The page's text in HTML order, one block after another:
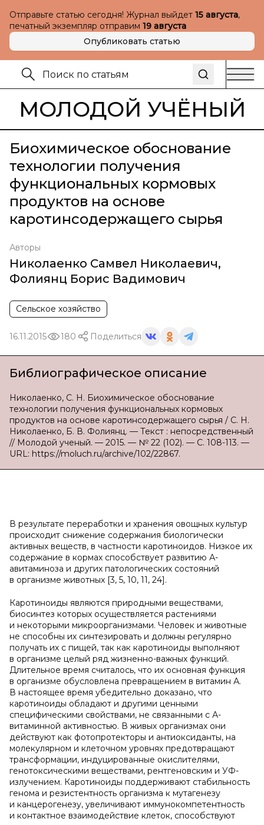
Отправьте статью сегодня! Журнал выйдет 15 августа,
печатный экземпляр отправим 19 августа
Опубликовать статью
МОЛОДОЙ УЧЁНЫЙ
Биохимическое обоснование
технологии получения
функциональных кормовых
продуктов на основе
каротинсодержащего сырья
Авторы
Николаенко Самвел Николаевич,
Фолиянц Борис Вадимович
Сельское хозяйство
16.11.2015 180 Поделиться
Библиографическое описание
Николаенко, С. Н. Биохимическое обоснование
технологии получения функциональных кормовых
продуктов на основе каротинсодержащего сырья / С. Н.
Николаенко, Б. В. Фолиянц. — Текст : непосредственный
// Молодой ученый. — 2015. — № 22 (102). — С. 108-113. —
URL: https://moluch.ru/archive/102/22867.
В результате переработки и хранения овощных культур
происходит снижение содержания биологически
активных веществ, в частности каротиноидов. Низкое их
содержание в кормах способствует развитию А-
авитаминоза и других патологических состояний
в организме животных [3, 5, 10, 11, 24].
Каротиноиды являются природными веществами,
биосинтез которых осуществляется растениями
и некоторыми микроорганизмами. Человек и животные
не способны их синтезировать и должны регулярно
получать их с пищей, так как каротиноиды выполняют
в организме целый ряд жизненно-важных функций.
Длительное время считалось, что их основная функция
в организме обусловлена превращением в витамин А.
В настоящее время убедительно доказано, что
каротиноиды обладают и другими ценными
специфическими свойствами, не связанными с А-
витаминной активностью. В живых организмах они
действуют как фотопротекторы и антиоксиданты, на
молекулярном и клеточном уровнях предотвращают
трансформации, индуцированные окислителями,
генотоксическими веществами, рентгеновским и УФ-
излучением. Каротиноиды поддерживают стабильность
генома и резистентность организма к мутагенезу
и канцерогенезу, увеличивают иммунокомпетентность
и контактное взаимодействие клеток, способствуют